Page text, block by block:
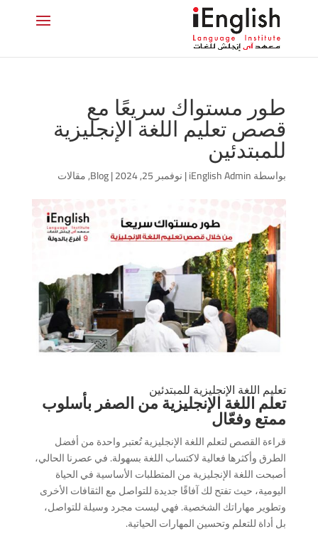
طور مستواك سريعًا مع
قصص تعليم اللغة الإنجليزية
للمبتدئين
بواسطةiEnglish Admin
|نوفمبر 25, 2024 |
Blog
,مقالات
تعليم اللغة الإنجليزية للمبتدئين
تعلم اللغة الإنجليزية من الصفر بأسلوب
ممتع وفعّال
قراءة القصص لتعلم اللغة الإنجليزية تُعتبر واحدة من أفضل
الطرق وأكثرها فعالية لاكتساب اللغة بسهولة. في عصرنا الحالي،
أصبحت اللغة الإنجليزية من المتطلبات الأساسية في الحياة
اليومية، حيث تفتح لك آفاقًا جديدة للتواصل مع الثقافات الأخرى
وتطوير مهاراتك الشخصية. فهي ليست مجرد وسيلة للتواصل،
بل أداة للتعلم وتحسين المهارات الحياتية.